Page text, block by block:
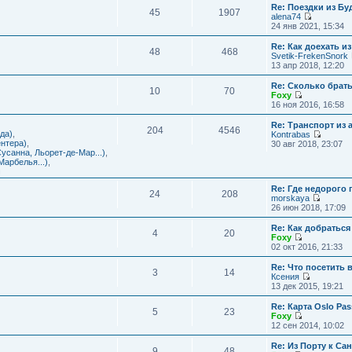
ю
о
б
щ
е
н
и
ю
е
м
у
с
о
о
б
щ
е
и
ю
л
д
н
е
м
у
с
о
б
щ
е
н
и
к
п
о
л
е
д
н
е
у
с
о
о
б
и
ю
45 1907
Re: Поездки из
alena74
П
е
р
е
й
т
к
п
о
л
е
д
с
о
о
щ
н
и
ю
24 янв 2021, 15:34
48 468
Re: Как доехать
Svetik-FrekenSnork
13 апр 2018, 12:20
10 70
Re: Сколько
Foxy
П
е
р
е
й
т
п
о
с
л
е
д
н
е
с
о
о
щ
н
и
ю
16 ноя 2016, 16:58
Льорет-де-Мар...)
204 4546
Re: Транспорт из
Kontrabas
П
й
т
п
о
л
е
д
е
с
о
о
щ
30 авг 2018, 23:07
24 208
Re: Где недорого
morskaya
П
е
р
е
й
т
к
п
о
л
д
н
е
26 июн 2018, 17:09
4 20
Re: Как
Foxy
П
е
р
е
й
т
к
п
о
л
02 окт 2016, 21:33
3 14
Re: Что посетить
Ксения
П
е
р
е
й
т
13 дек 2015, 19:21
5 23
Re: Карта Oslo
Foxy
П
е
р
12 сен 2014, 10:02
Re: Из Порту к